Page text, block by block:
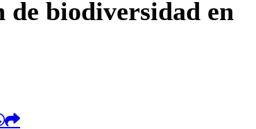
de biodiversidad en